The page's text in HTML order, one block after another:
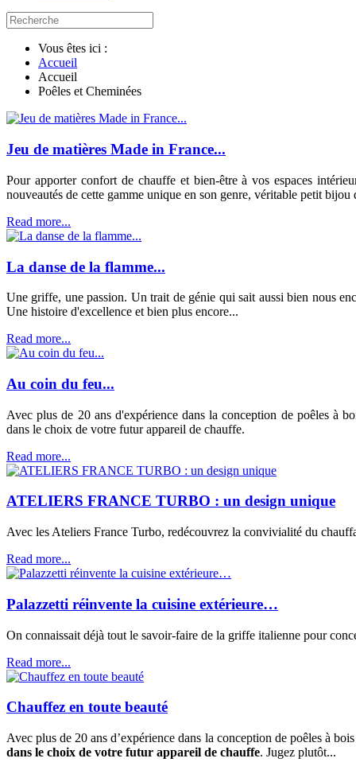
Vous êtes ici :
Accueil
Accueil
Poêles et Cheminées
Jeu de matières Made in France...
Pour apporter confort de chauffe et bien-être à vos espaces
nouveautés de cette gamme unique en son genre, véritable petit
Read more...
La danse de la flamme...
Une griffe, une passion. Un trait de génie qui sait aussi bien nous
Une histoire d'excellence et bien plus encore...
Read more...
Au coin du feu...
Avec plus de 20 ans d'expérience dans la conception de poêles à
dans le choix de votre futur appareil de chauffe.
Read more...
ATELIERS FRANCE TURBO : un design unique
Avec les Ateliers France Turbo, redécouvrez la convivialité du
Read more...
Palazzetti réinvente la cuisine extérieure…
On connaissait déjà tout le savoir-faire de la griffe italienne pour
Read more...
Chauffez en toute beauté
Avec plus de 20 ans d’expérience dans la conception de poêles à
dans le choix de votre futur appareil de chauffe. Jugez plutôt...